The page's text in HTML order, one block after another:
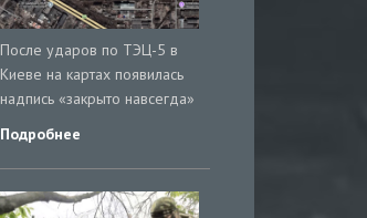
После ударов по ТЭЦ-5 в
Киеве на картах появилась
надпись «закрыто навсегда»
Подробнее